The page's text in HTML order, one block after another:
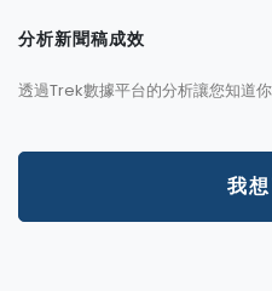
分析新聞稿成效
透過Trek數據平台的分析讓您知道
我